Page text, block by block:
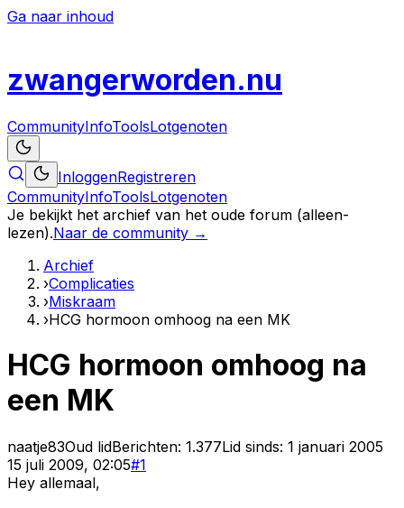
Ga naar inhoud
zwangerworden.nu
CommunityInfoToolsLotgenoten
InloggenRegistreren
CommunityInfoToolsLotgenoten
Je bekijkt het archief van het oude forum (alleen-
lezen).Naar de community →
Archief
›Complicaties
›Miskraam
›HCG hormoon omhoog na een MK
HCG hormoon omhoog na
een MK
naatje83Oud lidBerichten: 1.377Lid sinds: 1 januari 2005
15 juli 2009, 02:05#1
Hey allemaal,